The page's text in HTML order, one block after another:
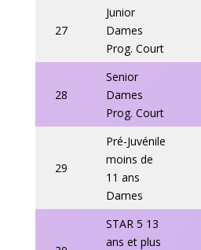
27
Junior
Dames
Prog. Court
28
Senior
Dames
Prog. Court
29
Pré-Juvénile
moins de
11 ans
Dames
STAR 5 13
ans et plus